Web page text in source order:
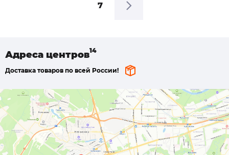
7
Адреса центров
Доставка товаров по всей России!